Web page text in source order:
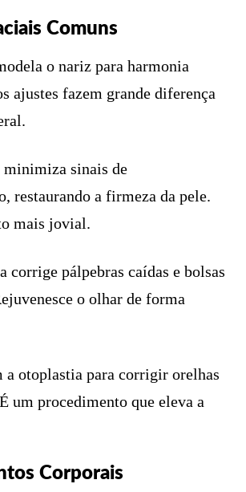
Comuns
o nariz para harmonia
ajustes fazem grande diferença
sinais de
restaurando a firmeza da pele.
mais jovial.
corrige pálpebras caídas e bolsas
o olhar de forma
a otoplastia para corrigir orelhas
um procedimento que eleva a
Corporais